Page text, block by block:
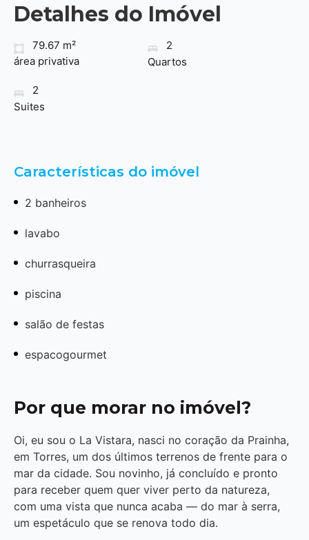
Detalhes do Imóvel
79.67 m²
área privativa
2
Quartos
2
Suites
Características do imóvel
2 banheiros
lavabo
churrasqueira
piscina
salão de festas
espacogourmet
Por que morar no imóvel?
Oi, eu sou o La Vistara, nasci no coração da Prainha,
em Torres, um dos últimos terrenos de frente para o
mar da cidade. Sou novinho, já concluído e pronto
para receber quem quer viver perto da natureza,
com uma vista que nunca acaba — do mar à serra,
um espetáculo que se renova todo dia.